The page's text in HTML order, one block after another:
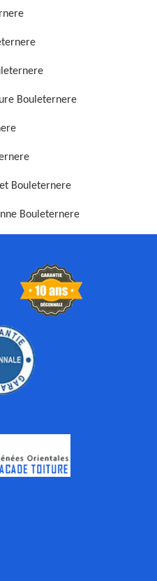
Bouleternere
Bouleternere
Bouleternere